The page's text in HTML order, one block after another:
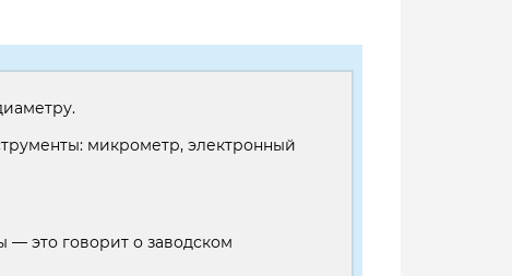
микрометр, электронный
это говорит о заводском